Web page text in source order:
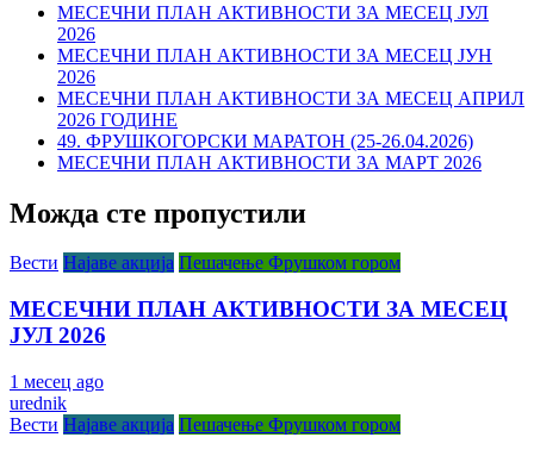
МЕСЕЧНИ ПЛАН АКТИВНОСТИ ЗА МЕСЕЦ ЈУЛ
2026
МЕСЕЧНИ ПЛАН АКТИВНОСТИ ЗА МЕСЕЦ ЈУН
2026
МЕСЕЧНИ ПЛАН АКТИВНОСТИ ЗА МЕСЕЦ АПРИЛ
2026 ГОДИНЕ
49. ФРУШКОГОРСКИ МАРАТОН (25-26.04.2026)
МЕСЕЧНИ ПЛАН АКТИВНОСТИ ЗА МАРТ 2026
Можда сте пропустили
Вести Најаве акција Пешачење Фрушком гором
МЕСЕЧНИ ПЛАН АКТИВНОСТИ ЗА МЕСЕЦ
ЈУЛ 2026
1 месец ago
urednik
Вести Најаве акција Пешачење Фрушком гором